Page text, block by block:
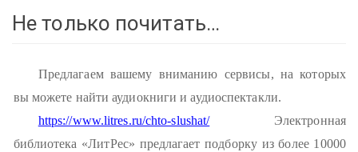
Не только почитать…
Предлагаем вашему вниманию сервисы, на которых
вы можете найти аудиокниги и аудиоспектакли.
https://www.litres.ru/chto-slushat/Электронная
библиотека «ЛитРес» предлагает подборку из более 10000